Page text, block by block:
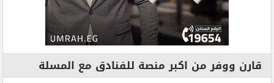
قارن ووفر من اكبر منصة للفنادق مع المسلة